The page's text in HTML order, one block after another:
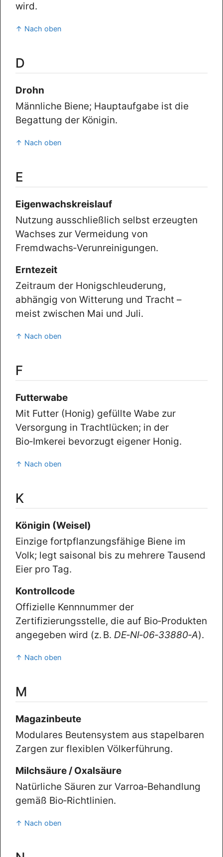
wird.
↑ Nach oben
D
Drohn
Männliche Biene; Hauptaufgabe ist die
Begattung der Königin.
↑ Nach oben
E
Eigenwachskreislauf
Nutzung ausschließlich selbst erzeugten
Wachses zur Vermeidung von
Fremdwachs‑Verunreinigungen.
Erntezeit
Zeitraum der Honigschleuderung,
abhängig von Witterung und Tracht –
meist zwischen Mai und Juli.
↑ Nach oben
F
Futterwabe
Mit Futter (Honig) gefüllte Wabe zur
Versorgung in Trachtlücken; in der
Bio‑Imkerei bevorzugt eigener Honig.
↑ Nach oben
K
Königin (Weisel)
Einzige fortpflanzungsfähige Biene im
Volk; legt saisonal bis zu mehrere Tausend
Eier pro Tag.
Kontrollcode
Offizielle Kennnummer der
Zertifizierungsstelle, die auf Bio‑Produkten
angegeben wird (z. B. DE‑NI‑06‑33880‑A).
↑ Nach oben
M
Magazinbeute
Modulares Beutensystem aus stapelbaren
Zargen zur flexiblen Völkerführung.
Milchsäure / Oxalsäure
Natürliche Säuren zur Varroa‑Behandlung
gemäß Bio‑Richtlinien.
↑ Nach oben